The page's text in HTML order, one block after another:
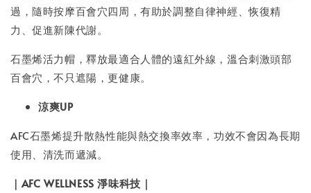
過，隨時按摩百會穴四周，有助於調整自律神經、恢復精
力、促進新陳代謝。
石墨烯活力帽，釋放最適合人體的遠紅外線，溫合刺激頭部
百會穴，不只遮陽，更健康。
涼爽UP
AFC石墨烯提升散熱性能與熱交換率效率，功效不會因為長期
使用、清洗而遞減。
｜AFC WELLNESS 淨味科技｜